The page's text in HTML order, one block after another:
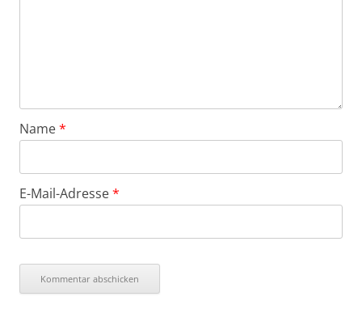
Name*
E-Mail-Adresse*